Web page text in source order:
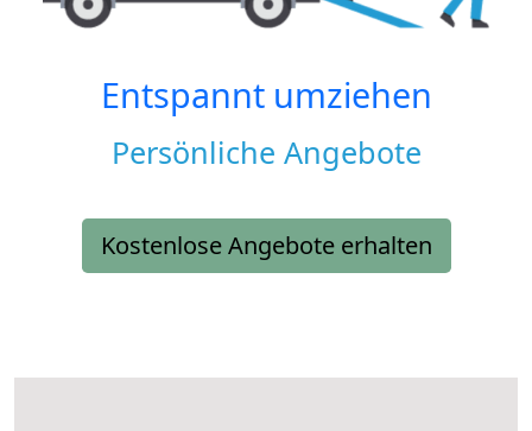
Entspannt umziehen
Persönliche Angebote
Kostenlose Angebote erhalten